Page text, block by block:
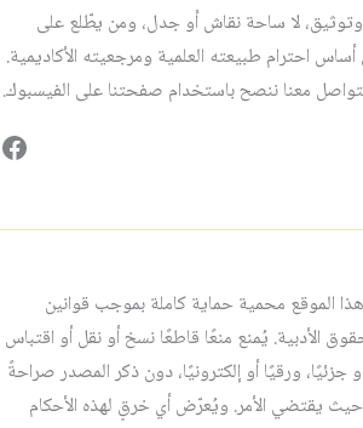
لا ساحة نقاش أو جدل، ومن يطّلع على
احترام طبيعته العلمية ومرجعيته الأكاديمية.
معنا ننصح باستخدام صفحتنا على الفيسبوك.
الموقع محمية حماية كاملة بموجب قوانين
الأدبية. يُمنع منعًا قاطعًا نسخ أو نقل أو اقتباس
جزئيًا، ورقيًا أو إلكترونيًا، دون ذكر المصدر صراحةً
يقتضي الأمر. ويُعرّض أي خرقٍ لهذه الأحكام